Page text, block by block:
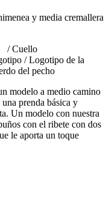
y media cremallera
/ Cuello
/ Logotipo de la
del pecho
modelo a medio camino
prenda básica y
Un modelo con nuestra
con el ribete con dos
le aporta un toque